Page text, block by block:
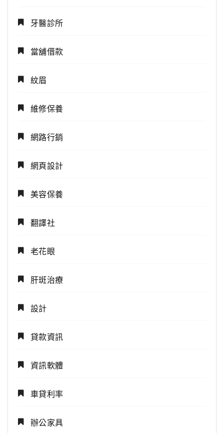
牙醫診所
當舖借款
紋眉
維修保養
網路行銷
網頁設計
美容保養
翻譯社
老花眼
肝斑治療
設計
貸款資訊
資訊軟體
車貸利率
辦公家具